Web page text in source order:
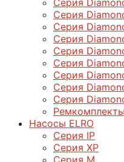
Серия
Серия
Серия
Серия
Серия
Серия
Серия
Серия
Ремкомплекты
Насосы ELRO
Серия IP
Серия XP
Серия M